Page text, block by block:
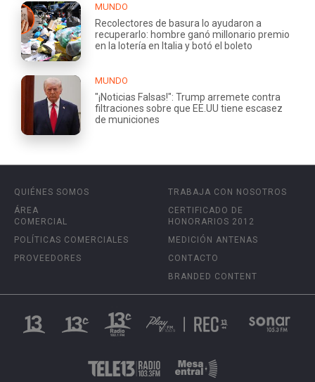
MUNDO
Recolectores de basura lo ayudaron a
recuperarlo: hombre ganó millonario premio
en la lotería en Italia y botó el boleto
MUNDO
"¡Noticias Falsas!": Trump arremete contra
filtraciones sobre que EE.UU tiene escasez
de municiones
QUIÉNES SOMOS
ÁREA
COMERCIAL
POLÍTICAS COMERCIALES
PROVEEDORES
TRABAJA CON NOSOTROS
CERTIFICADO DE
HONORARIOS 2012
MEDICIÓN ANTENAS
CONTACTO
BRANDED CONTENT